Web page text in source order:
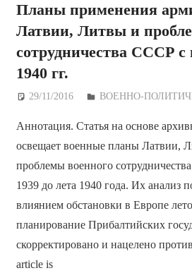
Планы применения
Латвии, Литвы и
сотрудничества СССР
1940 гг.
29/11/2016 Дежурный по
ВОЕННО-
Аннотация. Статья на основе
освещает военные планы Латвии,
проблемы военного
1939 до лета 1940 года. Их анализ
влиянием обстановки в Европе
планирование Прибалтийских
скорректировано и нацелено
article is